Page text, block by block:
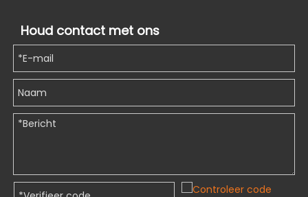
Houd contact met ons